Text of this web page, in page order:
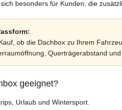
besonders für Kunden, die
ob die Dachbox zu Ihrem
Querträgerabstand
geeignet?
Urlaub und Wintersport.